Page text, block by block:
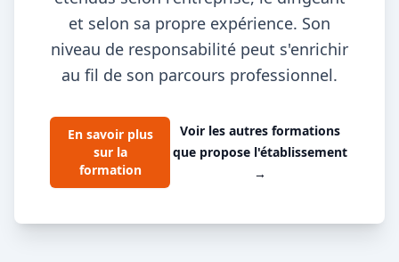
et selon sa propre expérience. Son
niveau de responsabilité peut s'enrichir
au fil de son parcours professionnel.
En savoir plus
sur la
formation
Voir les autres formations
que propose l'établissement
→